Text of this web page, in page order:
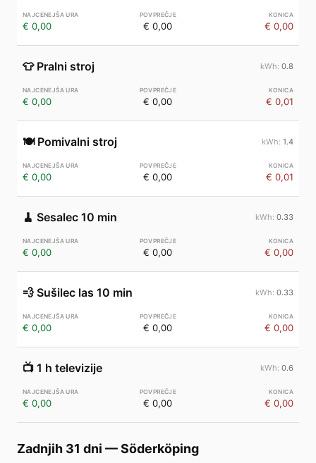
€ 0,00 € 0,00 € 0,00
👕 Pralni stroj 0.8
€ 0,00 € 0,00 € 0,01
🍽️ Pomivalni stroj 1.4
€ 0,00 € 0,00 € 0,01
🧹 Sesalec 10 min 0.33
€ 0,00 € 0,00 € 0,00
💨 Sušilec las 10 min 0.33
€ 0,00 € 0,00 € 0,00
📺 1 h televizije 0.6
€ 0,00 € 0,00 € 0,00
Zadnjih 31 dni —Söderköping